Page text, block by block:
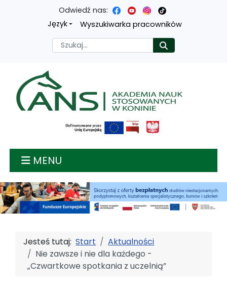
Przejdź
treści
głównej
Przejdź
menu
nawigacyjnego
Przejdź
wyszukiwarki
Przejdź
mapy
strony
Odwiedź nas:
Język
Wyszukiwarka pracowników
Szukaj
Akademia nauk
MENU
Jesteś tutaj:Start
Aktualności
Nie zawsze i nie dla każdego -
„Czwartkowe spotkania z uczelnią”